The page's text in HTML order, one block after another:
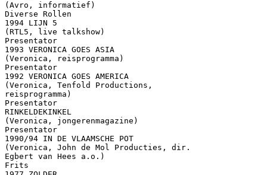
(Avro, informatief)
Diverse Rollen
1994 LIJN 5
(RTL5, live talkshow)
Presentator
1993 VERONICA GOES ASIA
(Veronica, reisprogramma)
Presentator
1992 VERONICA GOES AMERICA
(Veronica, Tenfold Productions,
reisprogramma)
Presentator
RINKELDEKINKEL
(Veronica, jongerenmagazine)
Presentator
1990/94 IN DE VLAAMSCHE POT
(Veronica, John de Mol Producties, dir.
Egbert van Hees a.o.)
Frits